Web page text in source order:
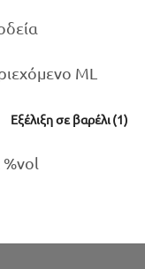
ML
Εξέλιξη σε βαρέλι(1)
%vol